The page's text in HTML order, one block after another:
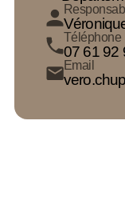
Téléphone
07 61 92
Email